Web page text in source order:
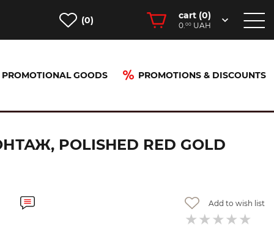
(0) cart (0)
0.00 UAH
PROMOTIONAL GOODS PROMOTIONS & DISCOUNTS
18357300
POLISHED RED GOLD
Add to wish list